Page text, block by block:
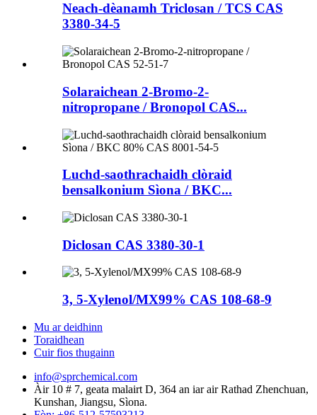
Neach-dèanamh Triclosan / TCS CAS
3380-34-5
Solaraichean 2-Bromo-2-
nitropropane / Bronopol CAS...
Luchd-saothrachaidh clòraid
bensalkonium Sìona / BKC...
Diclosan CAS 3380-30-1
3, 5-Xylenol/MX99% CAS 108-68-9
Mu ar deidhinn
Toraidhean
Cuir fios thugainn
info@sprchemical.com
Àir 10 # 7, geata malairt D, 364 an iar air Rathad Zhenchuan,
Kunshan, Jiangsu, Sìona.